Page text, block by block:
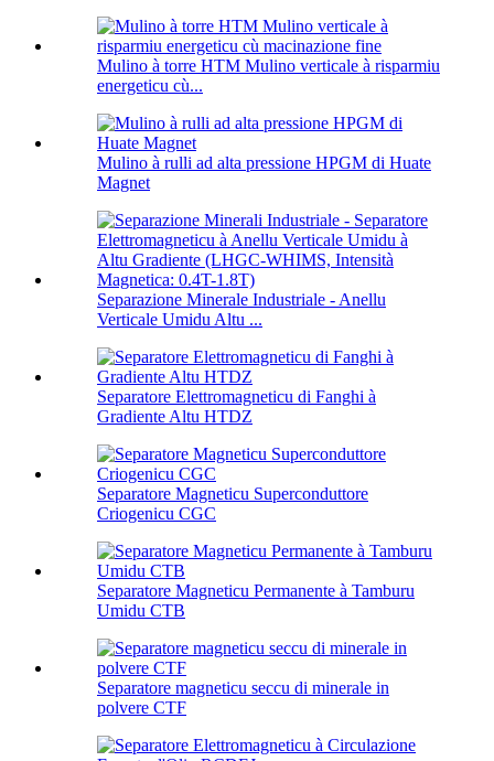
Mulino à torre HTM Mulino verticale à risparmiu
energeticu cù...
Mulino à rulli ad alta pressione HPGM di Huate
Magnet
Separazione Minerale Industriale - Anellu
Verticale Umidu Altu ...
Separatore Elettromagneticu di Fanghi à
Gradiente Altu HTDZ
Separatore Magneticu Superconduttore
Criogenicu CGC
Separatore Magneticu Permanente à Tamburu
Umidu CTB
Separatore magneticu seccu di minerale in
polvere CTF